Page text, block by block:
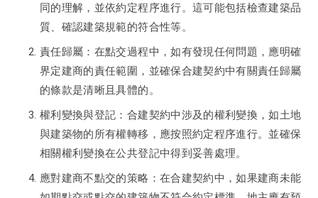
同的理解，並依約定程序進行。這可能包括檢查建築品
質、確認建築規範的符合性等。
責任歸屬：在點交過程中，如有發現任何問題，應明確
界定建商的責任範圍，並確保合建契約中有關責任歸屬
的條款是清晰且具體的。
權利變換與登記：合建契約中涉及的權利變換，如土地
與建築物的所有權轉移，應按照約定程序進行。並確保
相關權利變換在公共登記中得到妥善處理。
應對建商不點交的策略：在合建契約中，如果建商未能